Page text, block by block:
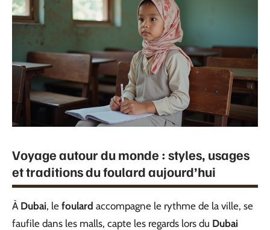
Voyage autour du monde : styles, usages
et traditions du foulard aujourd’hui
À Dubai, le foulard accompagne le rythme de la ville, se
faufile dans les malls, capte les regards lors du Dubai